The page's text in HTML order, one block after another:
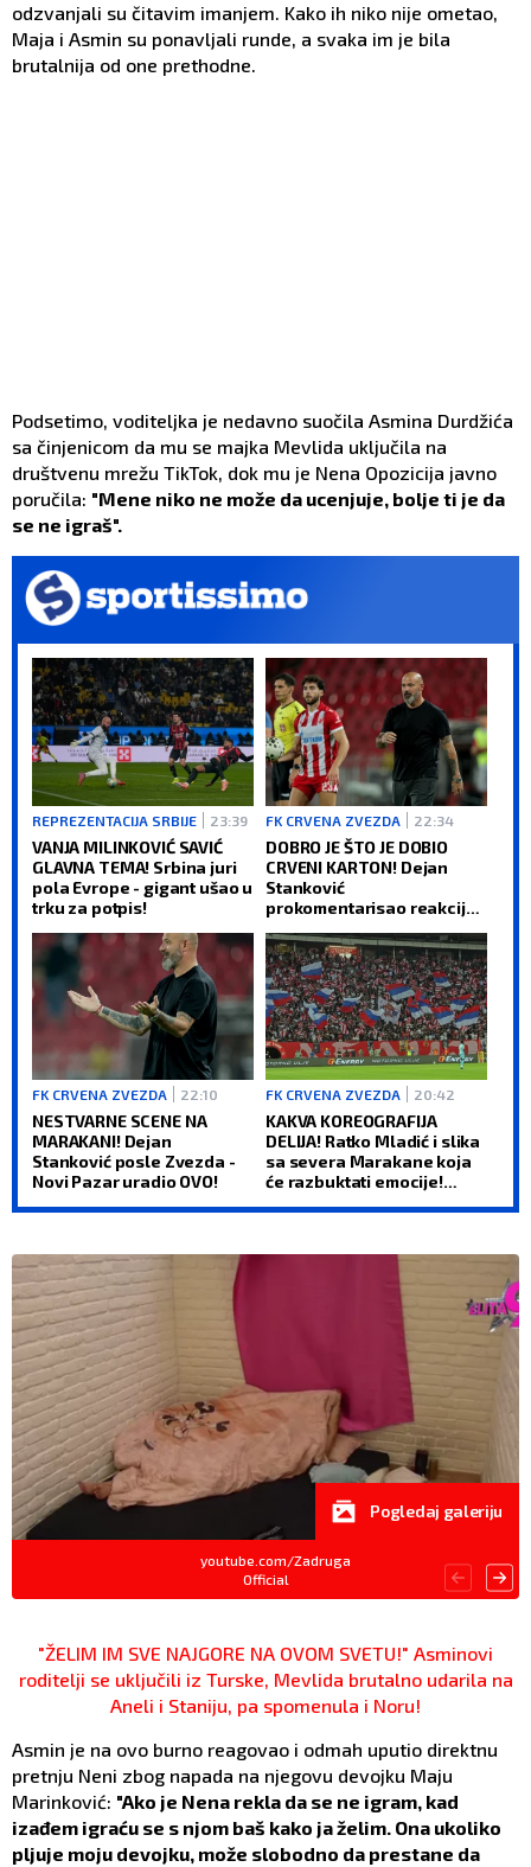
odzvanjali su čitavim imanjem. Kako ih niko nije ometao,
Maja i Asmin su ponavljali runde, a svaka im je bila
brutalnija od one prethodne.
Podsetimo, voditeljka je nedavno suočila Asmina Durdžića
sa činjenicom da mu se majka Mevlida uključila na
društvenu mrežu TikTok, dok mu je Nena Opozicija javno
poručila: "Mene niko ne može da ucenjuje, bolje ti je da
se ne igraš".
REPREZENTACIJA SRBIJE 23:39
VANJA MILINKOVIĆ SAVIĆ
GLAVNA TEMA! Srbina juri
pola Evrope - gigant ušao u
trku za potpis!
FK CRVENA ZVEZDA 22:34
DOBRO JE ŠTO JE DOBIO
CRVENI KARTON! Dejan
Stanković
prokomentarisao reakciju
pa pričao o Hapoelu
(VIDEO)
FK CRVENA ZVEZDA 22:10
NESTVARNE SCENE NA
MARAKANI! Dejan
Stanković posle Zvezda -
Novi Pazar uradio OVO!
FK CRVENA ZVEZDA 20:42
KAKVA KOREOGRAFIJA
DELIJA! Ratko Mladić i slika
sa severa Marakane koja
će razbuktati emocije!
youtube.com/Zadruga
Official
Pogledaj galeriju
"ŽELIM IM SVE NAJGORE NA OVOM SVETU!" Asminovi
roditelji se uključili iz Turske, Mevlida brutalno udarila na
Aneli i Staniju, pa spomenula i Noru!
Asmin je na ovo burno reagovao i odmah uputio direktnu
pretnju Neni zbog napada na njegovu devojku Maju
Marinković: "Ako je Nena rekla da se ne igram, kad
izađem igraću se s njom baš kako ja želim. Ona ukoliko
pljuje moju devojku, može slobodno da prestane da